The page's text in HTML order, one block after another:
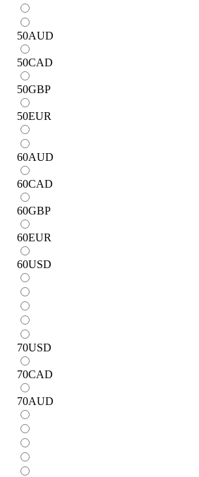
50AUD
50CAD
50GBP
50EUR
60AUD
60CAD
60GBP
60EUR
60USD
70USD
70CAD
70AUD